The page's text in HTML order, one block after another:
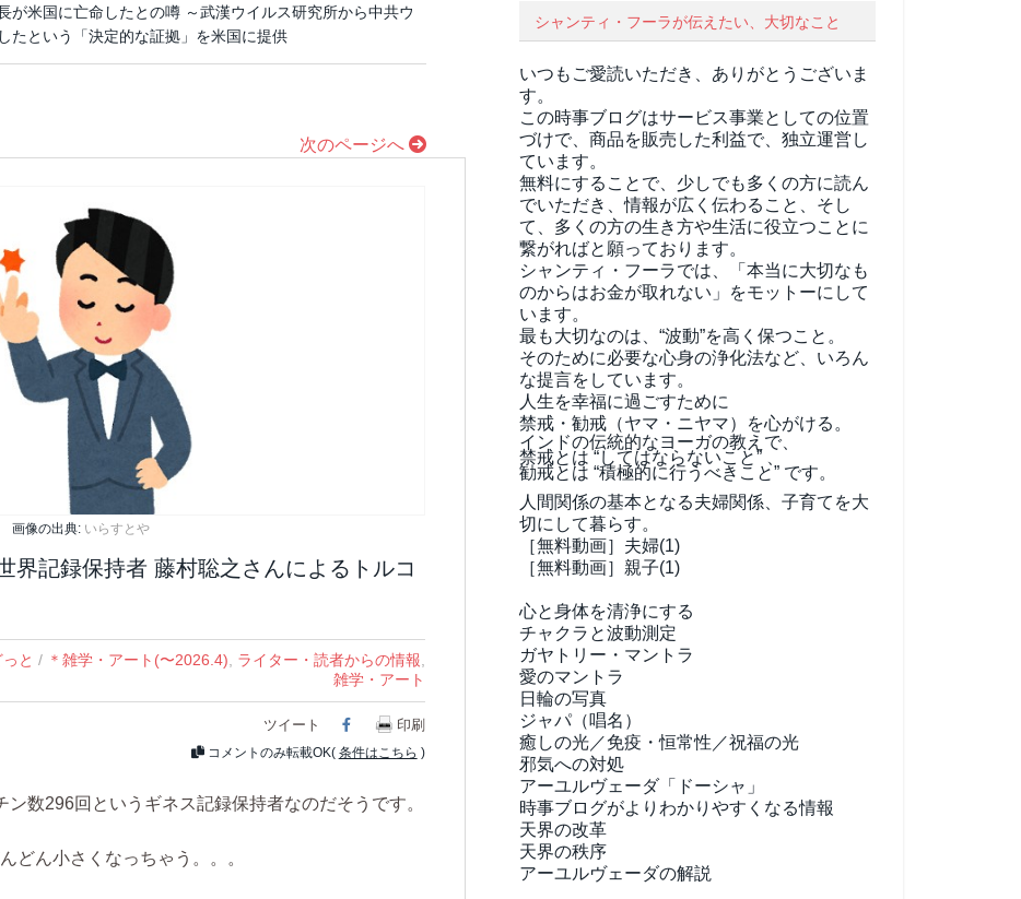
が米国に亡命したとの噂 ～武漢ウイルス研究所から中共ウ
たという「決定的な証拠」を米国に提供
次のページへ
画像の出典: いらすとや
界記録保持者 藤村聡之さんによるトルコ
と / ＊雑学・アート(〜2026.4) ライター・読者からの情報
雑学・アート
ツイート Facebook
印刷
コメントのみ転載OK( 条件はこちら )
数296回というギネス記録保持者なのだそうです。
どん小さくなっちゃう。。。
シャンティ・フーラが伝えたい、大切なこと
いつもご愛読いただき、ありがとうございま
す。
この時事ブログはサービス事業としての位置
づけで、商品を販売した利益で、独立運営し
ています。
無料にすることで、少しでも多くの方に読ん
でいただき、情報が広く伝わること、そし
て、 多くの方の生き方や生活に役立つことに
繋がればと願っております。
シャンティ・フーラでは、「本当に大切なも
のからはお金が取れない」をモットーにして
います。
最も大切なのは、“波動”を高く保つこと。
そのために必要な心身の浄化法など、いろん
な提言をしています。
人生を幸福に過ごすために
禁戒・勧戒（ヤマ・ニヤマ）を心がける。
インドの伝統的なヨーガの教えで、
禁戒とは “してはならないこと” 、
勧戒とは “積極的に行うべきこと” です。
人間関係の基本となる夫婦関係、子育てを大
切にして暮らす。
［無料動画］夫婦(1)
［無料動画］親子(1)
心と身体を清浄にする
チャクラと波動測定
ガヤトリー・マントラ
愛のマントラ
日輪の写真
ジャパ（唱名）
癒しの光／免疫・恒常性／祝福の光
邪気への対処
アーユルヴェーダ「ドーシャ」
時事ブログがよりわかりやすくなる情報
天界の改革
天界の秩序
アーユルヴェーダの解説